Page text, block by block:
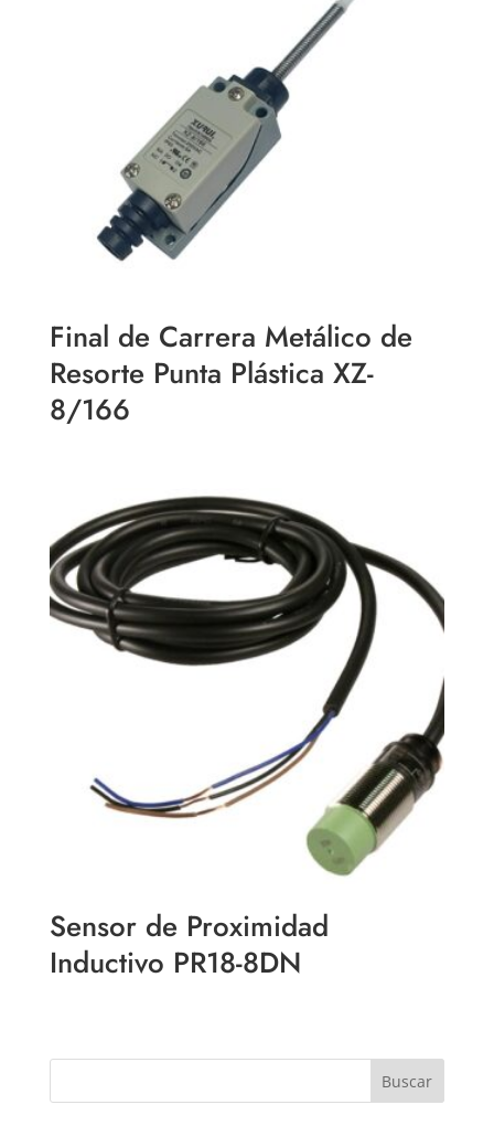
Final de Carrera Metálico de
Resorte Punta Plástica XZ-
8/166
Sensor de Proximidad
Inductivo PR18-8DN